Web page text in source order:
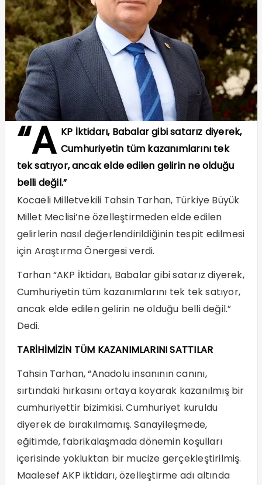
“A KP İktidarı, Babalar gibi satarız diyerek,
Cumhuriyetin tüm kazanımlarını tek
tek satıyor, ancak elde edilen gelirin ne olduğu
belli değil.”
Kocaeli Milletvekili Tahsin Tarhan, Türkiye Büyük
Millet Meclisi’ne özelleştirmeden elde edilen
gelirlerin nasıl değerlendirildiğinin tespit edilmesi
için Araştırma Önergesi verdi.
Tarhan “AKP İktidarı, Babalar gibi satarız diyerek,
Cumhuriyetin tüm kazanımlarını tek tek satıyor,
ancak elde edilen gelirin ne olduğu belli değil.”
Dedi.
TARİHİMİZİN TÜM KAZANIMLARINI SATTILAR
Tahsin Tarhan, “Anadolu insanının canını,
sırtındaki hırkasını ortaya koyarak kazanılmış bir
cumhuriyettir bizimkisi. Cumhuriyet kuruldu
diyerek de bırakılmamış. Sanayileşmede,
eğitimde, fabrikalaşmada dönemin koşulları
içerisinde yokluktan bir mucize gerçekleştirilmiş.
Maalesef AKP iktidarı, özelleştirme adı altında